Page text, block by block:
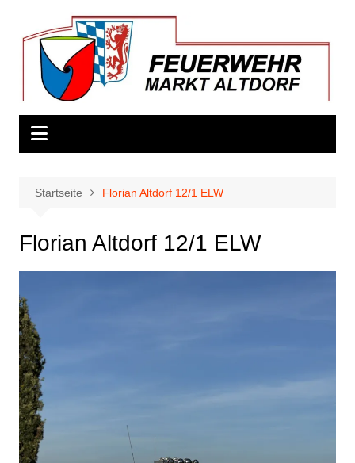
springen
Startseite Florian Altdorf 12/1 ELW
Florian Altdorf 12/1 ELW